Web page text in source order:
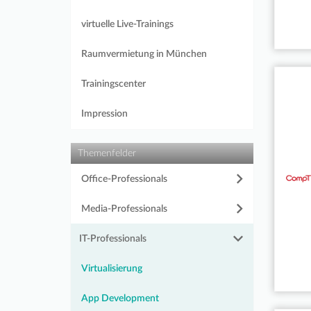
virtuelle Live-Trainings
Raumvermietung in München
Trainingscenter
Impression
Themenfelder
Office-Professionals
Media-Professionals
IT-Professionals
Virtualisierung
App Development